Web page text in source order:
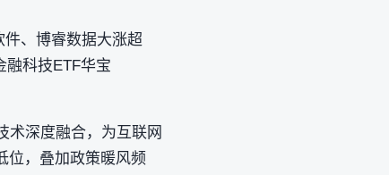
、博睿数据大涨超
融科技ETF华宝
术深度融合，为互联网
位，叠加政策暖风频